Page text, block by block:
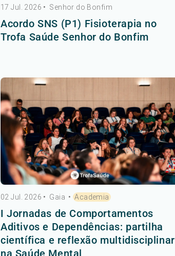
17 Jul. 2026 • Senhor do Bonfim
Acordo SNS (P1) Fisioterapia no
Trofa Saúde Senhor do Bonfim
02 Jul. 2026 • Gaia •Academia
I Jornadas de Comportamentos
Aditivos e Dependências: partilha
científica e reflexão multidisciplinar
na Saúde Mental